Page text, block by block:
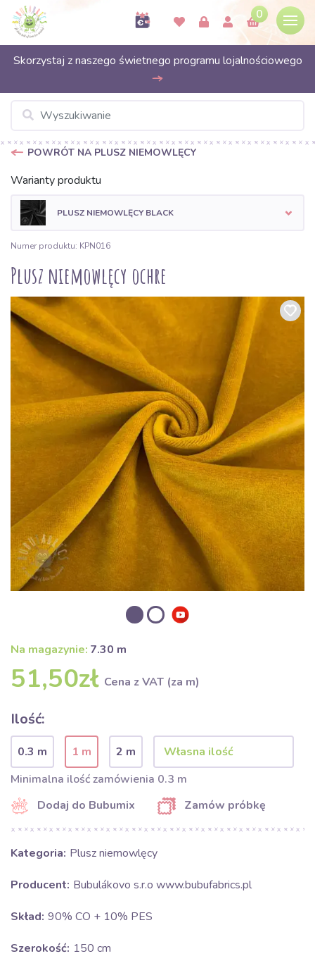
0
Skorzystaj z naszego świetnego programu lojalnościowego
POWRÓT NA PLUSZ NIEMOWLĘCY
Warianty produktu
PLUSZ NIEMOWLĘCY BLACK
Numer produktu: KPN016
Plusz niemowlęcy ochre
Na magazynie: 7.30 m
51,50zł Cena z VAT (za m)
Ilość:
0.3 m 1 m
2 m
Minimalna ilość zamówienia 0.3 m
Dodaj do Bubumix
Zamów próbkę
Kategoria: Plusz niemowlęcy
Producent: Bubulákovo s.r.o www.bubufabrics.pl
Skład: 90% CO + 10% PES
Szerokość: 150 cm